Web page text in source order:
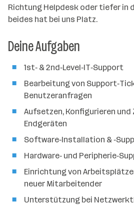
n
a
z
h
Richtung Helpdesk oder tiefer in
beides hat bei uns Platz.
Deine Aufgaben
1st‑ & 2nd‑Level‑IT‑Support
Bearbeitung von
Benutzeranfragen
Aufsetzen, Konfigurieren und
Endgeräten
Software‑Installation &
Hardware‑ und
Einrichtung von
neuer Mitarbeitender
Unterstützung bei